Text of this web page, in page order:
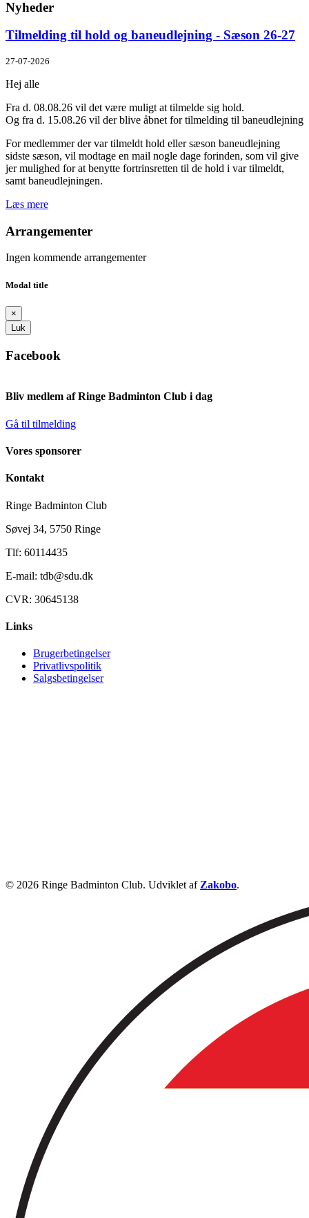
Nyheder
Tilmelding til hold og baneudlejning - Sæson 26-27
27-07-2026
Hej alle
Fra d. 08.08.26 vil det være muligt at tilmelde sig hold.
Og fra d. 15.08.26 vil der blive åbnet for tilmelding til baneudlejning
For medlemmer der var tilmeldt hold eller sæson baneudlejning
sidste sæson, vil modtage en mail nogle dage forinden, som vil give
jer mulighed for at benytte fortrinsretten til de hold i var tilmeldt,
samt baneudlejningen.
Læs mere
Arrangementer
Ingen kommende arrangementer
Modal title
×
Luk
Facebook
Bliv medlem af Ringe Badminton Club i dag
Gå til tilmelding
Vores sponsorer
Kontakt
Ringe Badminton Club
Søvej 34, 5750 Ringe
Tlf: 60114435
E-mail: tdb@sdu.dk
CVR: 30645138
Links
Brugerbetingelser
Privatlivspolitik
Salgsbetingelser
© 2026 Ringe Badminton Club. Udviklet af Zakobo.